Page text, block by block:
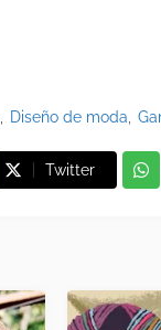
Diseño de moda
Twitter